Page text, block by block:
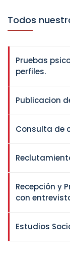
Todos
Pruebas
perfiles.
Publicacion
Consulta de
Recepción y
con
Estudios